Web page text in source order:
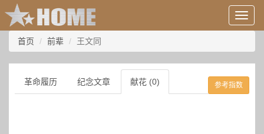
用
户
息/
登
录
等
首页 前辈 王文同
革命履历 纪念文章 献花 (0) 参考指数